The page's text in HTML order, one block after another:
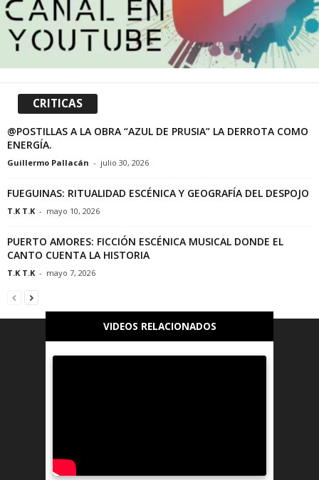
CRITICAS
@POSTILLAS A LA OBRA “AZUL DE PRUSIA” LA DERROTA COMO
ENERGÍA.
Guillermo Pallacán - julio 30, 2026
FUEGUINAS: RITUALIDAD ESCÉNICA Y GEOGRAFÍA DEL DESPOJO
T.K T.K - mayo 10, 2026
PUERTO AMORES: FICCIÓN ESCÉNICA MUSICAL DONDE EL
CANTO CUENTA LA HISTORIA
T.K T.K - mayo 7, 2026
VIDEOS RELACIONADOS